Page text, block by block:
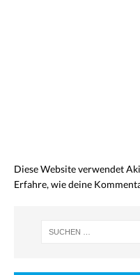
Diese Website verwendet
Erfahre, wie deine